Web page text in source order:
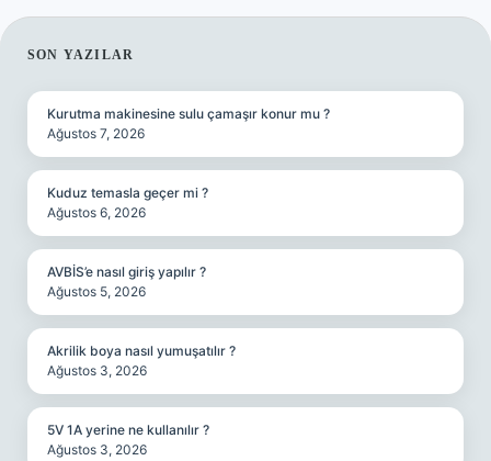
SIDEBAR
SON YAZILAR
Kurutma makinesine sulu çamaşır konur mu ?
Ağustos 7, 2026
Kuduz temasla geçer mi ?
Ağustos 6, 2026
AVBİS’e nasıl giriş yapılır ?
Ağustos 5, 2026
Akrilik boya nasıl yumuşatılır ?
Ağustos 3, 2026
5V 1A yerine ne kullanılır ?
Ağustos 3, 2026